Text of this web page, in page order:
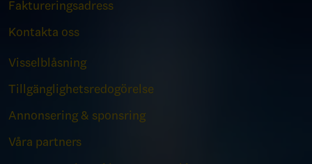
Faktureringsadress
Kontakta oss
Visselblåsning
Tillgänglighetsredogörelse
Annonsering & sponsring
Våra partners